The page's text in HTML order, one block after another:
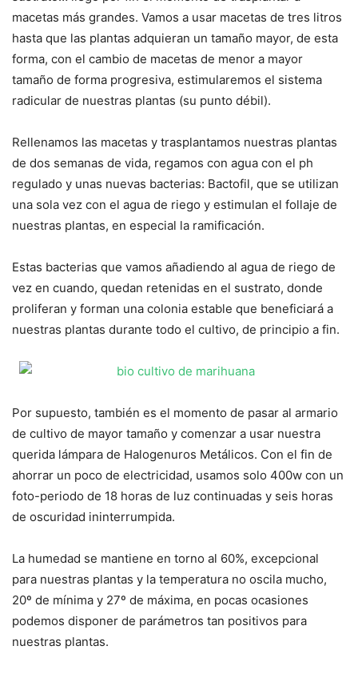
macetas más grandes. Vamos a usar macetas de tres litros
hasta que las plantas adquieran un tamaño mayor, de esta
forma, con el cambio de macetas de menor a mayor
tamaño de forma progresiva, estimularemos el sistema
radicular de nuestras plantas (su punto débil).
Rellenamos las macetas y trasplantamos nuestras plantas
de dos semanas de vida, regamos con agua con el ph
regulado y unas nuevas bacterias: Bactofil, que se utilizan
una sola vez con el agua de riego y estimulan el follaje de
nuestras plantas, en especial la ramificación.
Estas bacterias que vamos añadiendo al agua de riego de
vez en cuando, quedan retenidas en el sustrato, donde
proliferan y forman una colonia estable que beneficiará a
nuestras plantas durante todo el cultivo, de principio a fin.
Por supuesto, también es el momento de pasar al armario
de cultivo de mayor tamaño y comenzar a usar nuestra
querida lámpara de Halogenuros Metálicos. Con el fin de
ahorrar un poco de electricidad, usamos solo 400w con un
foto-periodo de 18 horas de luz continuadas y seis horas
de oscuridad ininterrumpida.
La humedad se mantiene en torno al 60%, excepcional
para nuestras plantas y la temperatura no oscila mucho,
20º de mínima y 27º de máxima, en pocas ocasiones
podemos disponer de parámetros tan positivos para
nuestras plantas.